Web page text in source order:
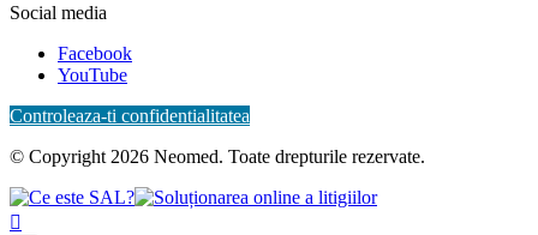
Social media
Facebook
YouTube
Controleaza-ti confidentialitatea
© Copyright 2026 Neomed. Toate drepturile rezervate.
